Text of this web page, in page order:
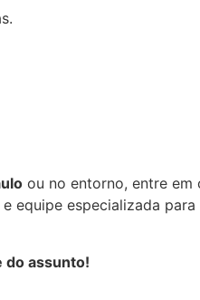
ou no entorno, entre
equipe especializada
do assunto!